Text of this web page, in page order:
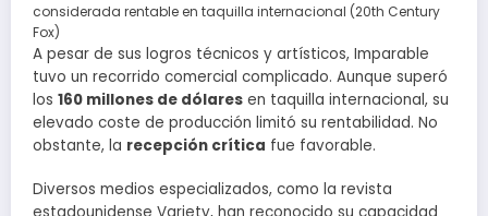
considerada rentable en taquilla internacional (20th Century
Fox)
A pesar de sus logros técnicos y artísticos, Imparable
tuvo un recorrido comercial complicado. Aunque superó
los 160 millones de dólares en taquilla internacional, su
elevado coste de producción limitó su rentabilidad. No
obstante, la recepción crítica fue favorable.
Diversos medios especializados, como la revista